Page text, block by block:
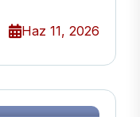
Haz 11, 2026